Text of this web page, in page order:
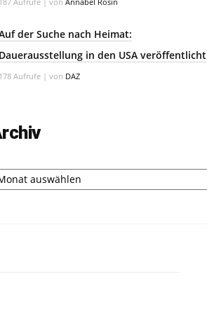
der Suche nach Heimat:
in den USA veröffentlicht
Aufrufe | von DAZ